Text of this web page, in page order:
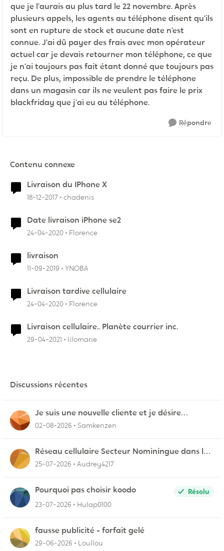
que je l’aurais au plus tard le 22 novembre. Après
plusieurs appels, les agents au téléphone disent qu’ils
sont en rupture de stock et aucune date n’est
connue. J’ai dû payer des frais avec mon opérateur
actuel car je devais retourner mon téléphone, ce que
je n’ai toujours pas fait étant donné que toujours pas
reçu. De plus, impossible de prendre le téléphone
dans un magasin car ils ne veulent pas faire le prix
blackfriday que j’ai eu au téléphone.
Répondre
Contenu connexe
Livraison du IPhone X
18-12-2017 chadenis
Date livraison iPhone se2
24-04-2020 Florence
livraison
11-09-2019 YNOBA
Livraison tardive cellulaire
24-04-2020 Florence
Livraison cellulaire.. Planète courrier inc.
29-04-2021 lilomarie
Discussions récentes
Je suis une nouvelle cliente et je désire
connecter mon appareil sur videotron
02-08-2026 Samkenzen
Réseau cellulaire Secteur Nominingue dans les
Hautes-Laurentides instable
25-07-2026 Audrey4217
Pourquoi pas choisir koodo
Résolu
23-07-2026
Hulap0100
fausse publicité - forfait gelé
29-06-2026 Loullou